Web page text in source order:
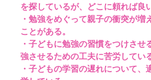
を探しているが、どこに頼れば良
・勉強をめぐって親子の衝突が増
ことがある。
・子どもに勉強の習慣をつけさせ
強させるための工夫に苦労している
・子どもの学習の遅れについて、